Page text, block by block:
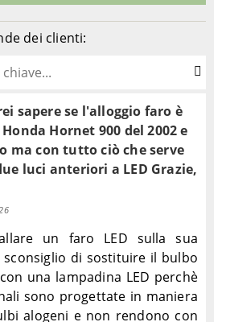
dei clienti:
sapere se l'alloggio faro è
Hornet 900 del 2002 e
ma con tutto ciò che serve
luci anteriori a LED Grazie,
un faro LED sulla sua
di sostituire il bulbo
una lampadina LED perchè
sono progettate in maniera
alogeni e non rendono con